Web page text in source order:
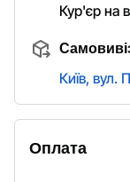
Кур'єр на
Київ, вул.
Оплата